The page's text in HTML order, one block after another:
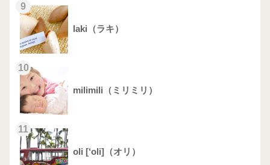
9
laki（ラキ）
10
milimili（ミリミリ）
11
oli [‘oli]（オリ）